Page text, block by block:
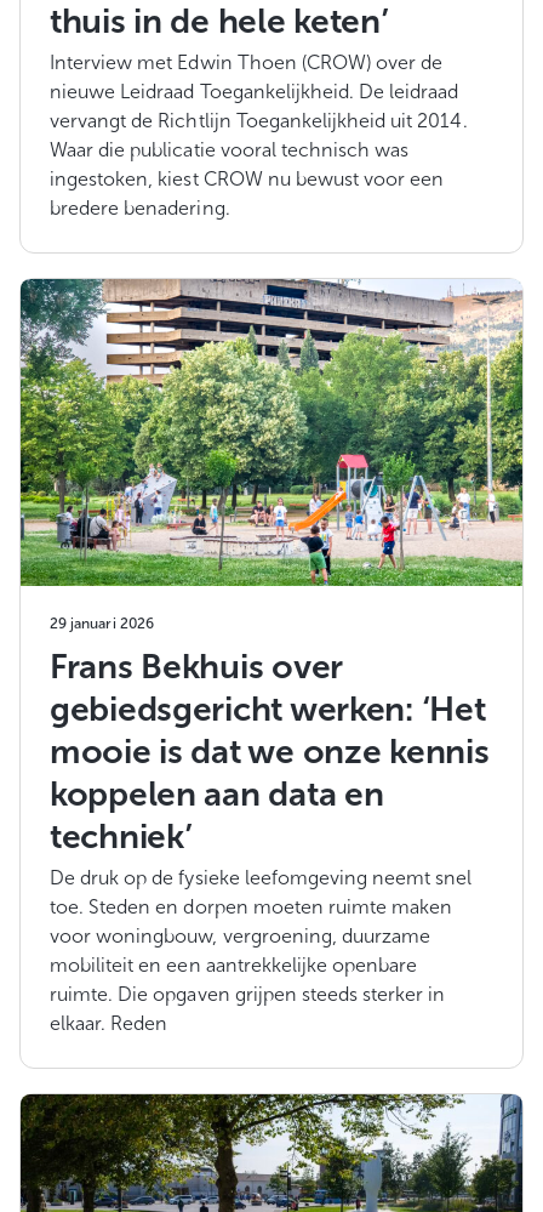
thuis in de hele keten’
Interview met Edwin Thoen (CROW) over de
nieuwe Leidraad Toegankelijkheid. De leidraad
vervangt de Richtlijn Toegankelijkheid uit 2014.
Waar die publicatie vooral technisch was
ingestoken, kiest CROW nu bewust voor een
bredere benadering.
29 januari 2026
Frans Bekhuis over
gebiedsgericht werken: ‘Het
mooie is dat we onze kennis
koppelen aan data en
techniek’
De druk op de fysieke leefomgeving neemt snel
toe. Steden en dorpen moeten ruimte maken
voor woningbouw, vergroening, duurzame
mobiliteit en een aantrekkelijke openbare
ruimte. Die opgaven grijpen steeds sterker in
elkaar. Reden